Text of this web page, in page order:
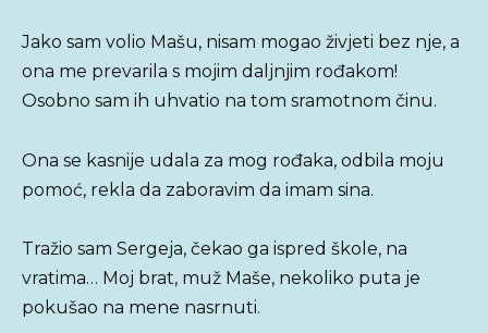
Jako sam volio Mašu, nisam mogao živjeti bez nje, a
ona me prevarila s mojim daljnjim rođakom!
Osobno sam ih uhvatio na tom sramotnom činu.
Ona se kasnije udala za mog rođaka, odbila moju
pomoć, rekla da zaboravim da imam sina.
Tražio sam Sergeja, čekao ga ispred škole, na
vratima… Moj brat, muž Maše, nekoliko puta je
pokušao na mene nasrnuti.